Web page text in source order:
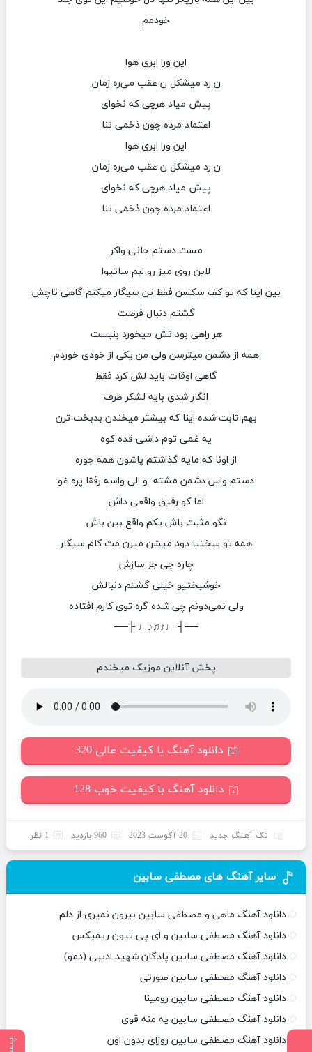
خودمم
این ورا ابری هوا
ن رد میشکل ن عقب می‌ره زمان
پیش میاد هرچی که نخوای
اعتماد مرده چون ذخمی تنا
این ورا ابری هوا
ن رد میشکل ن عقب می‌ره زمان
پیش میاد هرچی که نخوای
اعتماد مرده چون ذخمی تنا
مست دستم جانی واکر
لاین روی میز رو لبم ساتیوا
بین اینا که تو کف سکسن فقط تن سیگار میکنم گاهی تاچش
گشتم دنبال فرصت
هر راهی بود تش میخورد بنبست
همه از دشمن میترسن ولی من یکی از خودی خوردم
گاهی اوقات باید لش کرد فقط
انگار شدی بایه لشکر طرف
بهم ثابت شده اینا که بیشتر میخندن بدبخت ترن
یه غمی توم داشی قده کوه
از اونا که مایه گذاشتم پاشون همه جوره
دستم واس دشمن مشته و الی واسه رفقا پره غو
اما کو رفیق واقعی داش
نگو مثبت باش یکم واقع بین باش
همه تو سختیا دود میشن میرن مث کام سیگار
چاره چی جز سازش
خوشبختیو خیلی گشتم دنبالش
ولی نمی‌دونم چی شده گره توی کارم افتاده
──┤ ♩♪♫♪♩ ├──
پخش آنلاین موزیک میخندم
دانلود آهنگ با کیفیت عالی 320
دانلود آهنگ با کیفیت خوب 128
تک آهنگ جدید 20 آگوست 2023 960 بازدید 1 نظر
سایر آهنگ های مصطفی سابین
دانلود آهنگ ماهی و مصطفی سابین بیرون نمیری از دلم
دانلود آهنگ مصطفی سابین و ای پی تیون ریمیکس
دانلود آهنگ مصطفی سابین پادگان شهید ادیبی (دمو)
دانلود آهنگ مصطفی سابین صورتی
دانلود آهنگ مصطفی سابین رومینا
دانلود آهنگ مصطفی سابین یه منه قوی
دانلود آهنگ مصطفی سابین روزای بدون اون